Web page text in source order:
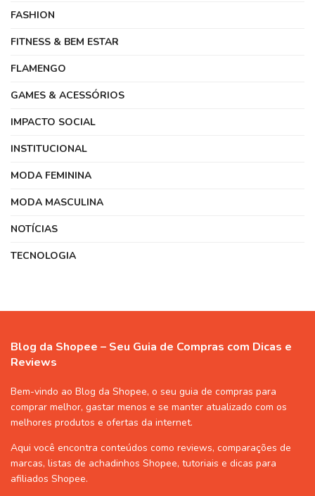
FASHION
FITNESS & BEM ESTAR
FLAMENGO
GAMES & ACESSÓRIOS
IMPACTO SOCIAL
INSTITUCIONAL
MODA FEMININA
MODA MASCULINA
NOTÍCIAS
TECNOLOGIA
Blog da Shopee – Seu Guia de Compras com Dicas e
Reviews
Bem-vindo ao Blog da Shopee, o seu guia de compras para
comprar melhor, gastar menos e se manter atualizado com os
melhores produtos e ofertas da internet.
Aqui você encontra conteúdos como reviews, comparações de
marcas, listas de achadinhos Shopee, tutoriais e dicas para
afiliados Shopee.